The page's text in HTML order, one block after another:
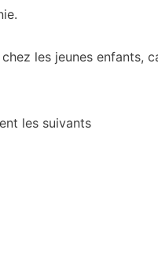
les jeunes enfants,
les suivants